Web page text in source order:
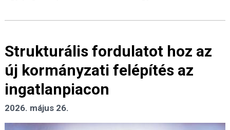
Strukturális fordulatot hoz az
új kormányzati felépítés az
ingatlanpiacon
2026. május 26.